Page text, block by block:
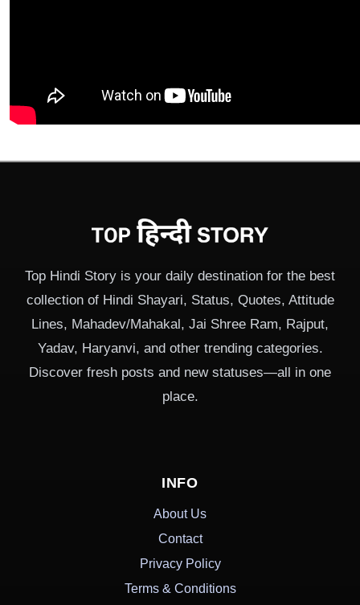
Top Hindi Story is your daily destination for the best
collection of Hindi Shayari, Status, Quotes, Attitude
Lines, Mahadev/Mahakal, Jai Shree Ram, Rajput,
Yadav, Haryanvi, and other trending categories.
Discover fresh posts and new statuses—all in one
place.
INFO
About Us
Contact
Privacy Policy
Terms & Conditions